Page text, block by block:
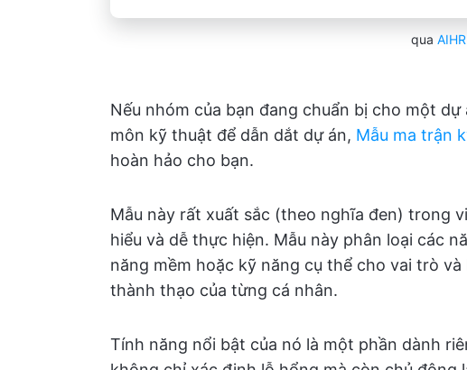
qua AIHR
Nếu nhóm của bạn đang chuẩn bị cho một
môn kỹ thuật để dẫn dắt dự án, Mẫu ma trận
hoàn hảo cho bạn.
Mẫu này rất xuất sắc (theo nghĩa đen) trong
hiểu và dễ thực hiện. Mẫu này phân loại các
năng mềm hoặc kỹ năng cụ thể cho vai trò
thành thạo của từng cá nhân.
Tính năng nổi bật của nó là một phần dành